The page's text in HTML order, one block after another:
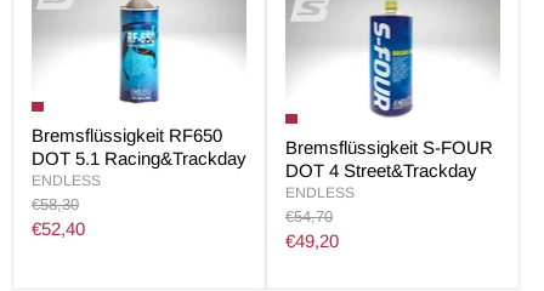
Bremsflüssigkeit RF650
DOT 5.1 Racing&Trackday
ENDLESS
Original
Preis
€58,30
Aktueller
€52,40
Bremsflüssigkeit S-FOUR
DOT 4 Street&Trackday
ENDLESS
Original
Preis
€54,70
Aktueller
€49,20